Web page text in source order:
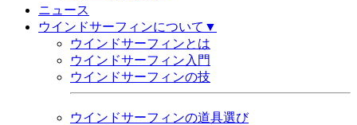
ニュース
ウインドサーフィンについて▼
ウインドサーフィンとは
ウインドサーフィン入門
ウインドサーフィンの技
ウインドサーフィンの道具選び